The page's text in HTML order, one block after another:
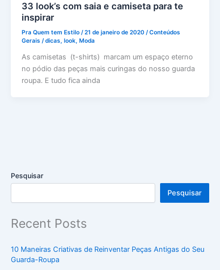
33 look’s com saia e camiseta para te
inspirar
Pra Quem tem Estilo/21 de janeiro de 2020/Conteúdos
Gerais /dicas, look, Moda
As camisetas (t-shirts) marcam um espaço eterno
no pódio das peças mais curingas do nosso guarda
roupa. E tudo fica ainda
Pesquisar
Pesquisar
Recent Posts
10 Maneiras Criativas de Reinventar Peças Antigas do Seu
Guarda-Roupa